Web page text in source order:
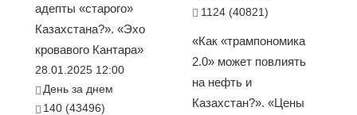
адепты «старого»
Казахстана?». «Эхо
кровавого Кантара»
28.01.2025 12:00
День за днем
140 (43496)
1124 (40821)
«Как «трампономика
2.0» может повлиять
на нефть и
Казахстан?». «Цены